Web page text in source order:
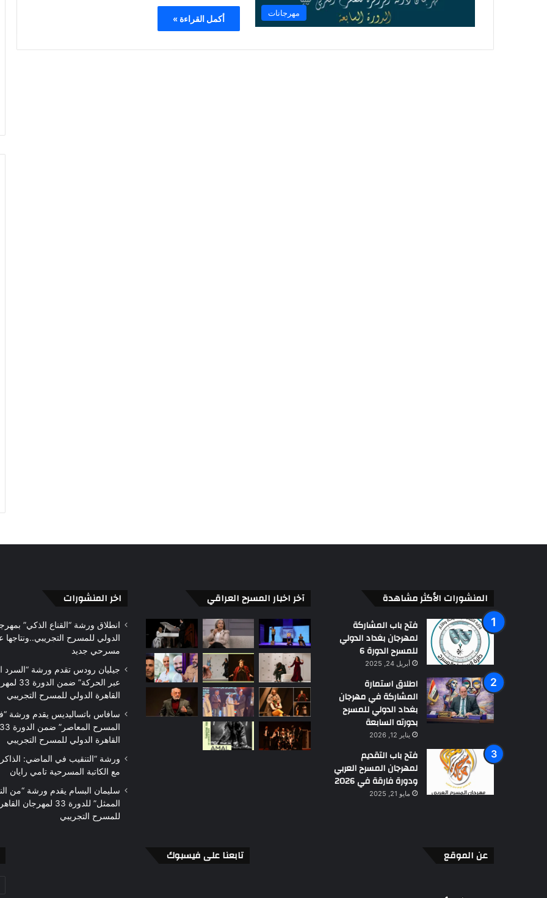
مهرجانات
أكمل القراءة »
المنشورات الأكثر مشاهدة
فتح باب المشاركة
لمهرجان بغداد الدولي
للمسرح الدورة 6
أبريل 24, 2025
اطلاق استمارة
المشاركة في مهرجان
بغداد الدولي للمسرح
بدورته السابعة
يناير 12, 2026
فتح باب التقديم
لمهرجان المسرح العربي
ودورة فارقة في 2026
مايو 21, 2025
آخر اخبار المسرح العراقي اخر المنشورات
انطلاق ورشة “القناع الذكي”
الدولي للمسرح
مسرحي جديد
جيليان رودس تقدم ورشة
عبر الحركة” ضمن
القاهرة الدولي للمسرح التجريبي
سافاس باتساليديس يقدم ورشة
القاهرة الدولي للمسرح التجريبي
ورشة “التنقيب في الماضي:
مع الكاتبة المسرحية تامي رايان
سليمان البسام يقدم ورشة “من
الممثل” للدورة 33
للمسرح التجريبي
مسرح
المرأة
في
مصر
تحت
المجهر:
قضايا
إنسانية
وتحديات
تتجاوز
التصنيفات
منذ أسبوع واحد
مسرح المرأة في مصر تحت
المجهر: قضايا إنسانية وتحديات
تتجاوز التصنيفات الجاهزة
المخرج
الإماراتي
عبدالرحمن
الملا:
السينوغرافيا
لغة
العرض
المسرحي
منذ يومين
المخرج الإماراتي
الملا: السينوغرافيا
المسرحي
عن الموقع تابعنا على فيسبوك